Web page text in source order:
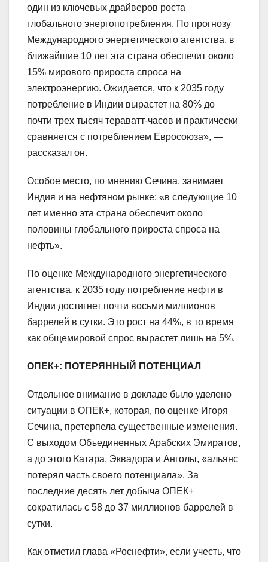
один из ключевых драйверов роста
глобального энергопотребления. По прогнозу
Международного энергетического агентства, в
ближайшие 10 лет эта страна обеспечит около
15% мирового прироста спроса на
электроэнергию. Ожидается, что к 2035 году
потребление в Индии вырастет на 80% до
почти трех тысяч тераватт-часов и практически
сравняется с потреблением Евросоюза», —
рассказал он.
Особое место, по мнению Сечина, занимает
Индия и на нефтяном рынке: «в следующие 10
лет именно эта страна обеспечит около
половины глобального прироста спроса на
нефть».
По оценке Международного энергетического
агентства, к 2035 году потребление нефти в
Индии достигнет почти восьми миллионов
баррелей в сутки. Это рост на 44%, в то время
как общемировой спрос вырастет лишь на 5%.
ОПЕК+: ПОТЕРЯННЫЙ ПОТЕНЦИАЛ
Отдельное внимание в докладе было уделено
ситуации в ОПЕК+, которая, по оценке Игоря
Сечина, претерпела существенные изменения.
С выходом Объединенных Арабских Эмиратов,
а до этого Катара, Эквадора и Анголы, «альянс
потерял часть своего потенциала». За
последние десять лет добыча ОПЕК+
сократилась с 58 до 37 миллионов баррелей в
сутки.
Как отметил глава «Роснефти», если учесть, что